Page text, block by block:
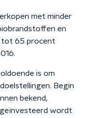
met minder
en
tot 65 procent
is om
Begin
bekend,
wordt